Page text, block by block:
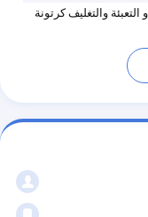
التعبئة والتغليف كرتونة